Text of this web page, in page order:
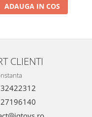
ADAUGA IN COS
CLIENTI